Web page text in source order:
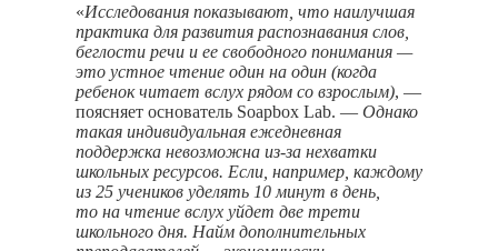
«Исследования показывают, что наилучшая
практика для развития распознавания слов,
беглости речи и ее свободного понимания —
это устное чтение один на один (когда
ребенок читает вслух рядом со взрослым), —
поясняет основатель Soapbox Lab. — Однако
такая индивидуальная ежедневная
поддержка невозможна из-за нехватки
школьных ресурсов. Если, например, каждому
из 25 учеников уделять 10 минут в день,
то на чтение вслух уйдет две трети
школьного дня. Найм дополнительных